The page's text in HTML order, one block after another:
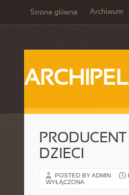
Strona główna Archiwum
DZIECI
POSTED BY ADMIN
WYŁĄCZONA